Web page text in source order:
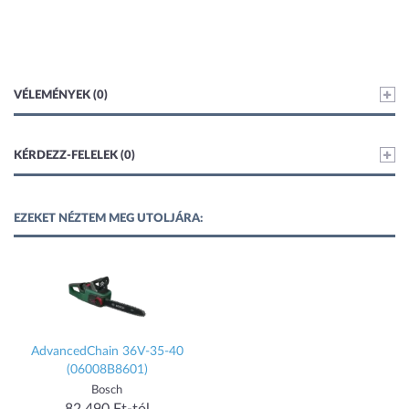
VÉLEMÉNYEK (0)
KÉRDEZZ-FELELEK (0)
EZEKET NÉZTEM MEG UTOLJÁRA:
AdvancedChain 36V-35-40
(06008B8601)
Bosch